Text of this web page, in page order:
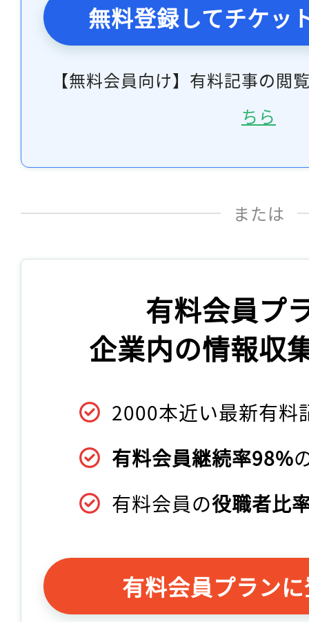
無料登録してチケッ
【無料会員向け】有料記事の閲
ちら
または
有料会員プ
企業内の情報収
2000本近い最新有料
有料会員継続率98%
有料会員の役職者比
有料会員プラン